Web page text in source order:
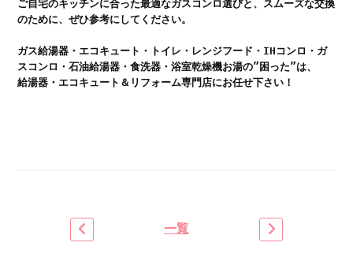
ご自宅のキッチンに合った最適なガスコンロ選びと、スムーズな交換
のために、ぜひ参考にしてください。
ガス給湯器・エコキュート・トイレ・レンジフード・IHコンロ・ガ
スコンロ・石油給湯器・食洗器・浴室乾燥機お湯の”困った”は、
給湯器・エコキュート＆リフォーム専門店にお任せ下さい！
一覧